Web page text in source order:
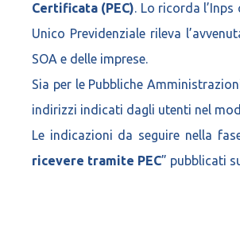
Certificata (PEC). Lo ricorda
Unico Previdenziale rileva
SOA e delle imprese.
Sia per le Pubbliche
indirizzi indicati dagli utenti nel
Le indicazioni da seguire nella
ricevere tramite PEC” pubblicati